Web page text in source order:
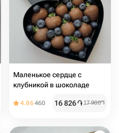
Маленькое сердце с
клубникой в шоколаде
4.86460 16 826֏17 900֏